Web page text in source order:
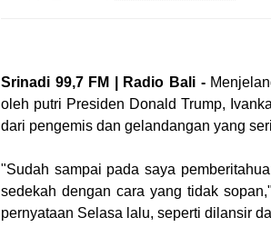
Srinadi 99,7 FM | Radio Bali -
oleh putri Presiden Donald Trump,
dari pengemis dan gelandangan yang
"Sudah sampai pada saya
sedekah dengan cara yang tidak
pernyataan Selasa lalu, seperti dilansir